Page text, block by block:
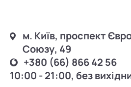
м. Київ, проспект
Союзу, 49
+380 (66) 866 42 56
10:00 - 21:00, без